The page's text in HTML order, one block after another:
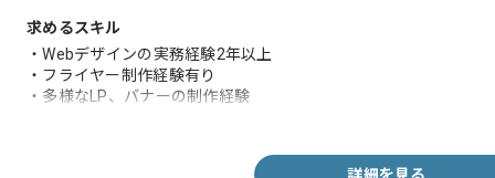
求めるスキル
・Webデザインの実務経験2年以上
・フライヤー制作経験有り
・多様なLP、バナーの制作経験